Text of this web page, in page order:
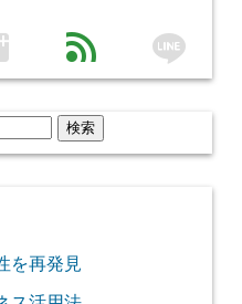
feed line
を再発見